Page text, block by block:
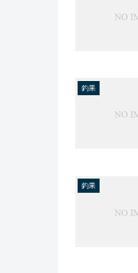
釣果
釣果